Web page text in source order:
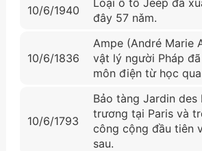
10/6/1940
đây 57 nǎm.
10/6/1836
Ampe (André Marie
vật lý người Pháp
môn điện từ học
10/6/1793
Bảo tàng Jardin des
trương tại Paris và
công cộng đầu tiên
sau.